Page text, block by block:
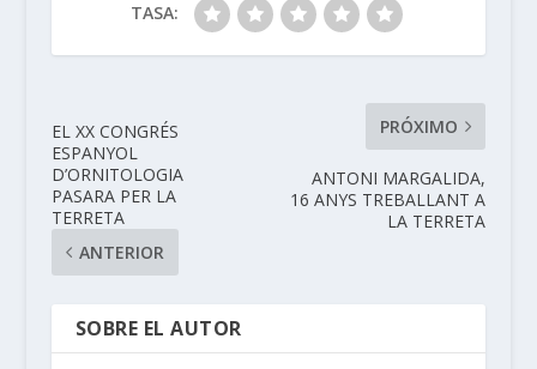
TASA:
EL XX CONGRÉS
ESPANYOL
D’ORNITOLOGIA
PASARA PER LA
TERRETA
ANTERIOR
PRÓXIMO
ANTONI MARGALIDA,
16 ANYS TREBALLANT A
LA TERRETA
SOBRE EL AUTOR